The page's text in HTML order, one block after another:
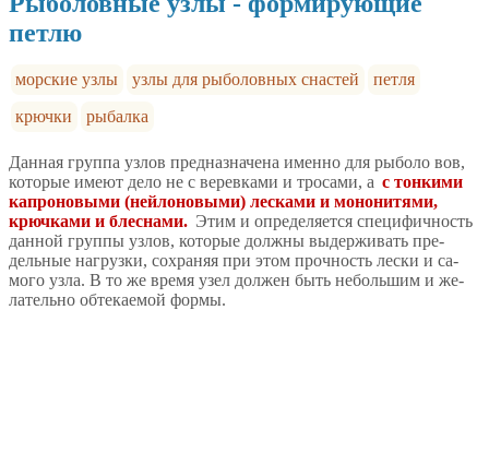
петлю
морские узлы узлы для рыболовных снастей
петля
крючки
рыбалка
Данная группа узлов предназначена именно для рыболо­ вов,
которые имеют дело не с веревками и тросами, а с тонкими
капроновыми (нейлоновыми) лесками и мононитями,
крючками и блеснами. Этим и определяется специфичность
данной группы узлов, которые должны выдерживать пре­
дельные нагрузки, сохраняя при этом прочность лески и са­
мого узла. В то же время узел должен быть небольшим и же­
лательно обтекаемой формы.